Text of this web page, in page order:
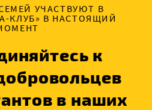
УЧАСТВУЮТ В
КЛУБ» В НАСТОЯЩИЙ
к
в наших